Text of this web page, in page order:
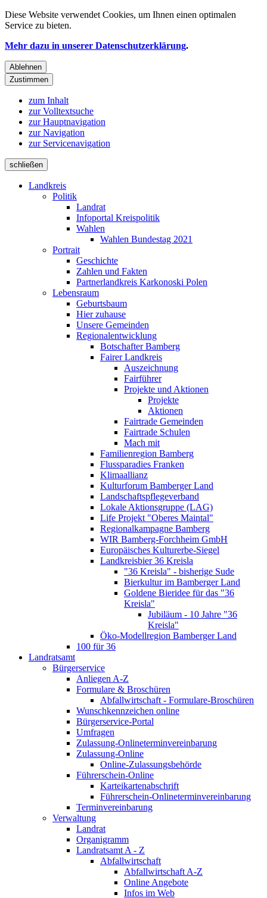
Diese Website verwendet Cookies, um Ihnen einen optimalen
Service zu bieten.
Mehr dazu in unserer Datenschutzerklärung.
Ablehnen
Zustimmen
zum Inhalt
zur Volltextsuche
zur Hauptnavigation
zur Navigation
zur Servicenavigation
schließen
Landkreis
Politik
Landrat
Infoportal Kreispolitik
Wahlen
Wahlen Bundestag 2021
Portrait
Geschichte
Zahlen und Fakten
Partnerlandkreis Karkonoski Polen
Lebensraum
Geburtsbaum
Hier zuhause
Unsere Gemeinden
Regionalentwicklung
Botschafter Bamberg
Fairer Landkreis
Auszeichnung
Fairführer
Projekte und Aktionen
Projekte
Aktionen
Fairtrade Gemeinden
Fairtrade Schulen
Mach mit
Familienregion Bamberg
Flussparadies Franken
Klimaallianz
Kulturforum Bamberger Land
Landschaftspflegeverband
Lokale Aktionsgruppe (LAG)
Life Projekt "Oberes Maintal"
Regionalkampagne Bamberg
WIR Bamberg-Forchheim GmbH
Europäisches Kulturerbe-Siegel
Landkreisbier 36 Kreisla
"36 Kreisla" - bisherige Sude
Bierkultur im Bamberger Land
Goldene Bieridee für das "36
Kreisla"
Jubiläum - 10 Jahre "36
Kreisla"
Öko-Modellregion Bamberger Land
100 für 36
Landratsamt
Bürgerservice
Anliegen A-Z
Formulare & Broschüren
Abfallwirtschaft - Formulare-Broschüren
Wunschkennzeichen online
Bürgerservice-Portal
Umfragen
Zulassung-Onlineterminvereinbarung
Zulassung-Online
Online-Zulassungsbehörde
Führerschein-Online
Karteikartenabschrift
Führerschein-Onlineterminvereinbarung
Terminvereinbarung
Verwaltung
Landrat
Organigramm
Landratsamt A - Z
Abfallwirtschaft
Abfallwirtschaft A-Z
Online Angebote
Infos im Web